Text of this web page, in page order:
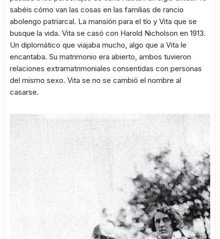
sabéis cómo van las cosas en las familias de rancio
abolengo patriarcal. La mansión para el tío y Vita que se
busque la vida. Vita se casó con Harold Nicholson en 1913.
Un diplomático que viajaba mucho, algo que a Vita le
encantaba. Su matrimonio era abierto, ambos tuvieron
relaciones extramatrimoniales consentidas con personas
del mismo sexo. Vita se no se cambió el nombre al
casarse.